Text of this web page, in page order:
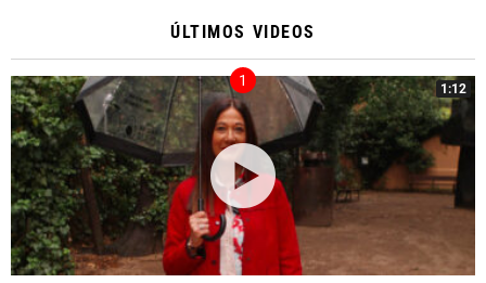
ÚLTIMOS VIDEOS
1:12